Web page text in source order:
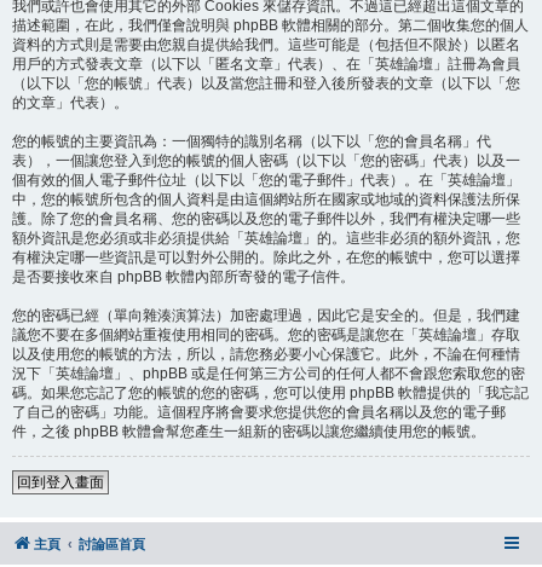
我們或許也會使用其它的外部 Cookies 來儲存資訊。不過這已經超出這個文章的
描述範圍，在此，我們僅會說明與 phpBB 軟體相關的部分。第二個收集您的個人
資料的方式則是需要由您親自提供給我們。這些可能是（包括但不限於）以匿名
用戶的方式發表文章（以下以「匿名文章」代表）、在「英雄論壇」註冊為會員
（以下以「您的帳號」代表）以及當您註冊和登入後所發表的文章（以下以「您
的文章」代表）。
您的帳號的主要資訊為：一個獨特的識別名稱（以下以「您的會員名稱」代
表），一個讓您登入到您的帳號的個人密碼（以下以「您的密碼」代表）以及一
個有效的個人電子郵件位址（以下以「您的電子郵件」代表）。在「英雄論壇」
中，您的帳號所包含的個人資料是由這個網站所在國家或地域的資料保護法所保
護。除了您的會員名稱、您的密碼以及您的電子郵件以外，我們有權決定哪一些
額外資訊是您必須或非必須提供給「英雄論壇」的。這些非必須的額外資訊，您
有權決定哪一些資訊是可以對外公開的。除此之外，在您的帳號中，您可以選擇
是否要接收來自 phpBB 軟體內部所寄發的電子信件。
您的密碼已經（單向雜湊演算法）加密處理過，因此它是安全的。但是，我們建
議您不要在多個網站重複使用相同的密碼。您的密碼是讓您在「英雄論壇」存取
以及使用您的帳號的方法，所以，請您務必要小心保護它。此外，不論在何種情
況下「英雄論壇」、phpBB 或是任何第三方公司的任何人都不會跟您索取您的密
碼。如果您忘記了您的帳號的您的密碼，您可以使用 phpBB 軟體提供的「我忘記
了自己的密碼」功能。這個程序將會要求您提供您的會員名稱以及您的電子郵
件，之後 phpBB 軟體會幫您產生一組新的密碼以讓您繼續使用您的帳號。
回到登入畫面
主頁 討論區首頁